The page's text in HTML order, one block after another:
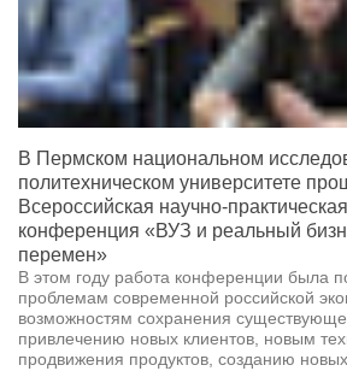
В Пермском национальном
политехническом университете
Всероссийская научно-
конференция «ВУЗ и реальный
перемен»
В этом году работа конференции была
проблемам современной российской
возможностям сохранения
привлечению новых клиентов, новым
продвижения продуктов, созданию новых